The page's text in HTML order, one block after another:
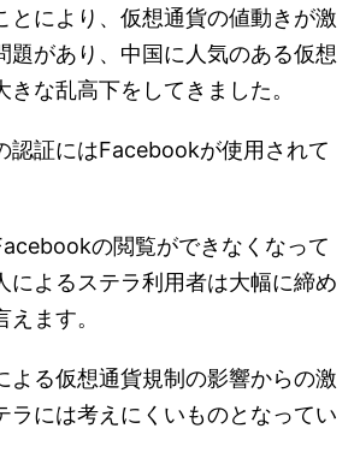
とにより、仮想通貨の値動きが激
題があり、中国に人気のある仮想
な乱高下をしてきました。
認証にはFacebookが使用されて
の閲覧ができなくなって
によるステラ利用者は大幅に締め
ます。
よる仮想通貨規制の影響からの激
ラには考えにくいものとなってい